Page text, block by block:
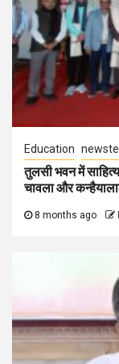
Education newstel
तुलसी भवन में
चावला और
8 months ago